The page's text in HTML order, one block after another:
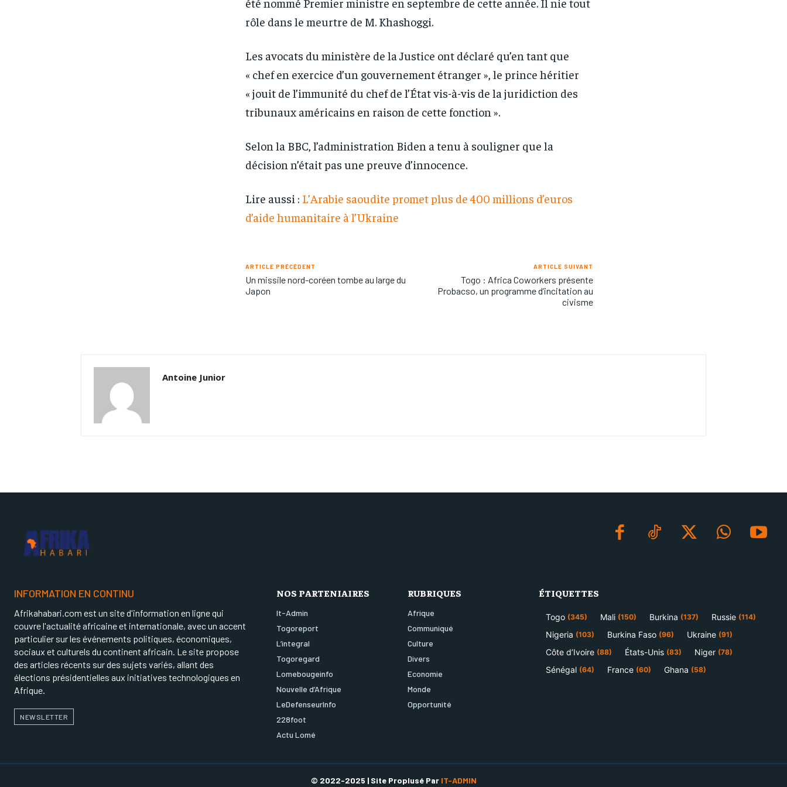
rôle dans le meurtre de M. Khashoggi.
Les avocats du ministère de la Justice ont déclaré qu’en tant que
« chef en exercice d’un gouvernement étranger », le prince héritier
« jouit de l’immunité du chef de l’État vis-à-vis de la juridiction des
tribunaux américains en raison de cette fonction ».
Selon la BBC, l’administration Biden a tenu à souligner que la
décision n’était pas une preuve d’innocence.
Lire aussi : L’Arabie saoudite promet plus de 400 millions d’euros
d’aide humanitaire à l’Ukraine
ARTICLE PRÉCÉDENT
Un missile nord-coréen tombe au large du
Japon
ARTICLE SUIVANT
Togo : Africa Coworkers présente
Probacso, un programme d’incitation au
civisme
Antoine Junior
INFORMATION EN CONTINU
Afrikahabari.com est un site d'information en ligne qui
couvre l'actualité africaine et internationale, avec un accent
particulier sur les événements politiques, économiques,
sociaux et culturels du continent africain. Le site propose
des articles récents sur des sujets variés, allant des
élections présidentielles aux initiatives technologiques en
Afrique.
NEWSLETTER
NOS PARTENIAIRES
It-Admin
Togoreport
L’integral
Togoregard
Lomebougeinfo
Nouvelle d’Afrique
LeDefenseurInfo
228foot
Actu Lomé
RUBRIQUES
Afrique
Communiqué
Culture
Divers
Economie
Monde
Opportunité
ÉTIQUETTES
Togo (345) Mali (150) Burkina (137) Russie (114)
Nigeria (103) Burkina Faso (96) Ukraine (91)
Côte d’Ivoire (88) États-Unis (83) Niger (78)
Sénégal (64) France (60) Ghana (58)
© 2022-2025 | Site Proplusé Par IT-ADMIN